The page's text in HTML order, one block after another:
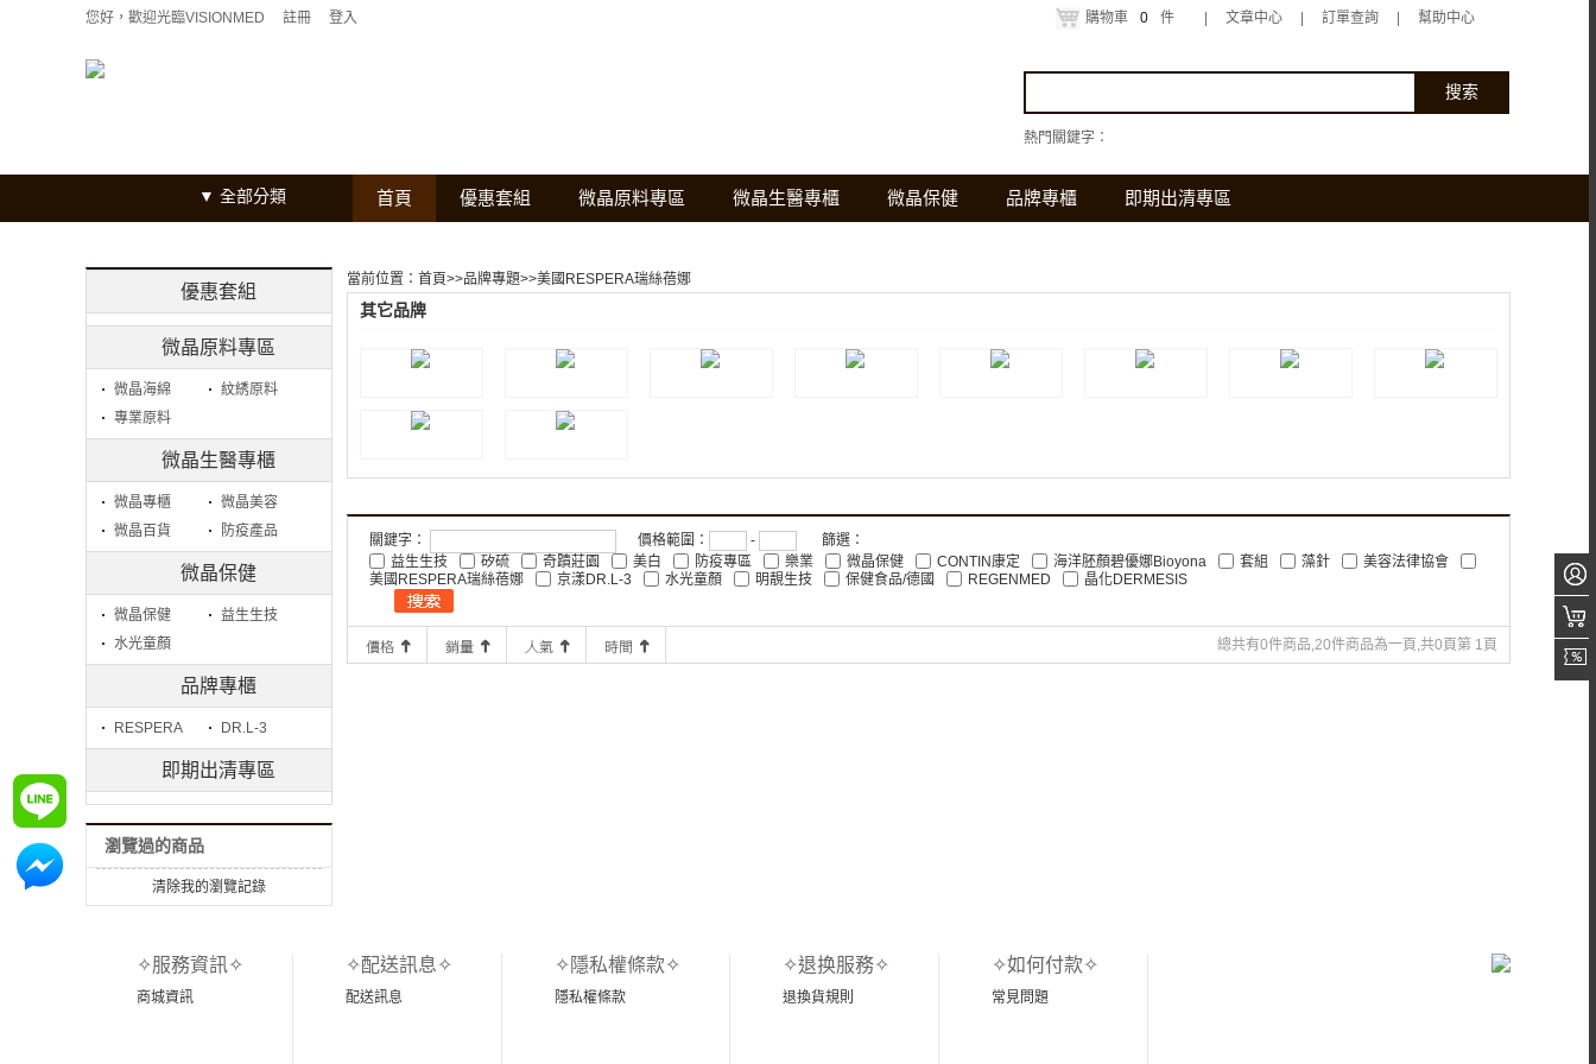
您好，歡迎光臨VISIONMED 註冊 登入 購物車 0 件 文章中心 訂單查詢 幫助中心
熱門關鍵字：
全部分類 首頁 優惠套組 微晶原料專區 微晶生醫專櫃 微晶保健 品牌專櫃 即期出清專區
優惠套組
微晶原料專區
微晶海綿
紋綉原料
專業原料
微晶生醫專櫃
微晶專櫃
微晶美容
微晶百貨
防疫產品
微晶保健
微晶保健
益生生技
水光童顏
品牌專櫃
RESPERA DR.L-3
即期出清專區
瀏覽過的商品
清除我的瀏覽記錄
當前位置： 首頁>>品牌專題>>美國RESPERA瑞絲蓓娜
其它品牌
關鍵字： 價格範圍： -
篩選：
益生生技
矽硫 奇蹟莊園 美白 防疫專區 樂業 微晶保健 CONTIN康定 海洋胚顏碧優娜Bioyona 套組 藻針
美容法律協會
美國RESPERA瑞絲蓓娜
京漾DR.L-3 水光童顏 明靚生技 保健食品/德國 REGENMED 晶化DERMESIS
總共有0件商品,20件商品為一頁,共0頁第 1頁
✧服務資訊✧
商城資訊
✧配送訊息✧
配送訊息
✧隱私權條款✧
隱私權條款
✧退换服務✧
退換貨規則
✧如何付款✧
常見問題